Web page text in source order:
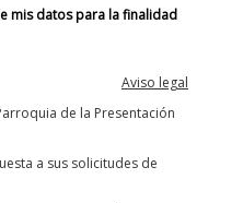
mis datos para la finalidad
Aviso legal
de la Presentación
a sus solicitudes de